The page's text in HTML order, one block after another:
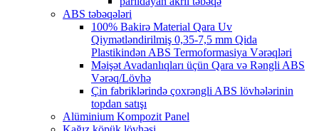
ABS təbəqələri
100% Bakirə Material Qara Uv
Qiymətləndirilmiş 0,35-7,5 mm Qida
Plastikindən ABS Termoformasiya Vərəqləri
Məişət Avadanlıqları üçün Qara və Rəngli ABS
Vərəq/Lövhə
Çin fabriklərində çoxrəngli ABS lövhələrinin
topdan satışı
Alüminium Kompozit Panel